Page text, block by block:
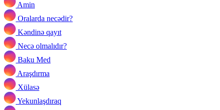
Amin
Oralarda necədir?
Kəndinə qayıt
Necə olmalıdır?
Baku Med
Araşdırma
Xülasə
Yekunlaşdıraq